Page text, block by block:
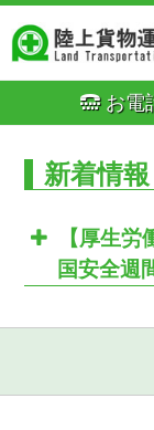
お電
新着情報
【厚生
国安全週